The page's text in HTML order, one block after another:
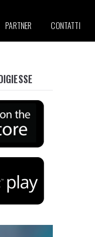
PARTNER CONTATTI